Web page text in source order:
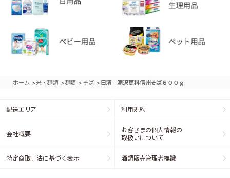
ホーム >米・麺類 >麺類 > そば > 日清 滝沢更科信州そば６００ｇ
配送エリア 利用規約
会社概要
お客さまの個人情報の
取扱いについて
特定商取引法に基づく表示 酒類販売管理者標識